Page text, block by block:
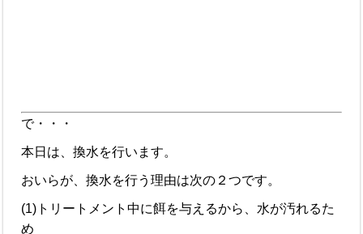
で・・・
本日は、換水を行います。
おいらが、換水を行う理由は次の２つです。
(1)トリートメント中に餌を与えるから、水が汚れるた
め